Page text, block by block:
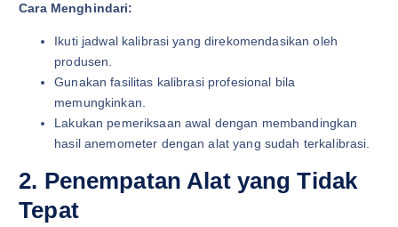
Cara Menghindari:
Ikuti jadwal kalibrasi yang direkomendasikan oleh
produsen.
Gunakan fasilitas kalibrasi profesional bila
memungkinkan.
Lakukan pemeriksaan awal dengan membandingkan
hasil anemometer dengan alat yang sudah terkalibrasi.
2. Penempatan Alat yang Tidak
Tepat